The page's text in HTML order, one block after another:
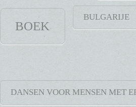
BOEK
BULGARIJE
DANSEN VOOR MENSEN MET